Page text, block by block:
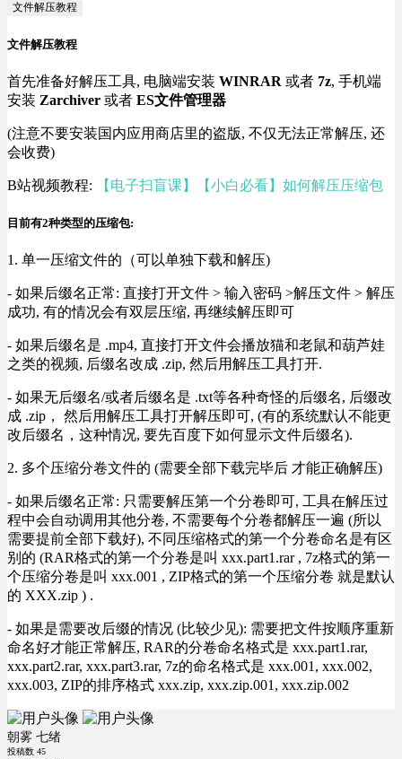
文件解压教程
文件解压教程
首先准备好解压工具, 电脑端安装 WINRAR 或者 7z, 手机端
安装 Zarchiver 或者 ES文件管理器
(注意不要安装国内应用商店里的盗版, 不仅无法正常解压, 还
会收费)
B站视频教程: 【电子扫盲课】【小白必看】如何解压压缩包
目前有2种类型的压缩包:
1. 单一压缩文件的（可以单独下载和解压)
- 如果后缀名正常: 直接打开文件 > 输入密码 >解压文件 > 解压
成功, 有的情况会有双层压缩, 再继续解压即可
- 如果后缀名是 .mp4, 直接打开文件会播放猫和老鼠和葫芦娃
之类的视频, 后缀名改成 .zip, 然后用解压工具打开.
- 如果无后缀名/或者后缀名是 .txt等各种奇怪的后缀名, 后缀改
成 .zip， 然后用解压工具打开解压即可, (有的系统默认不能更
改后缀名，这种情况, 要先百度下如何显示文件后缀名).
2. 多个压缩分卷文件的 (需要全部下载完毕后 才能正确解压)
- 如果后缀名正常: 只需要解压第一个分卷即可, 工具在解压过
程中会自动调用其他分卷, 不需要每个分卷都解压一遍 (所以
需要提前全部下载好), 不同压缩格式的第一个分卷命名是有区
别的 (RAR格式的第一个分卷是叫 xxx.part1.rar , 7z格式的第一
个压缩分卷是叫 xxx.001 , ZIP格式的第一个压缩分卷 就是默认
的 XXX.zip ) .
- 如果是需要改后缀的情况 (比较少见): 需要把文件按顺序重新
命名好才能正常解压, RAR的分卷命名格式是 xxx.part1.rar,
xxx.part2.rar, xxx.part3.rar, 7z的命名格式是 xxx.001, xxx.002,
xxx.003, ZIP的排序格式 xxx.zip, xxx.zip.001, xxx.zip.002
朝雾 七绪
投稿数 45